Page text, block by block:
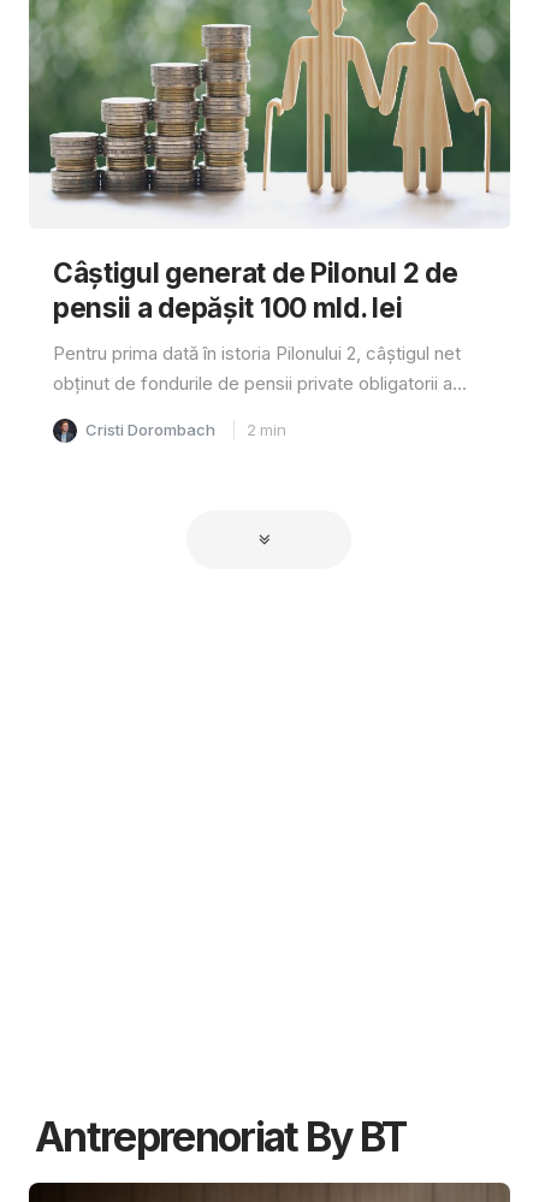
Câştigul generat de Pilonul 2 de
pensii a depăşit 100 mld. lei
Pentru prima dată în istoria Pilonului 2, câştigul net
obţinut de fondurile de pensii private obligatorii a...
Cristi Dorombach 2 min
Antreprenoriat By BT